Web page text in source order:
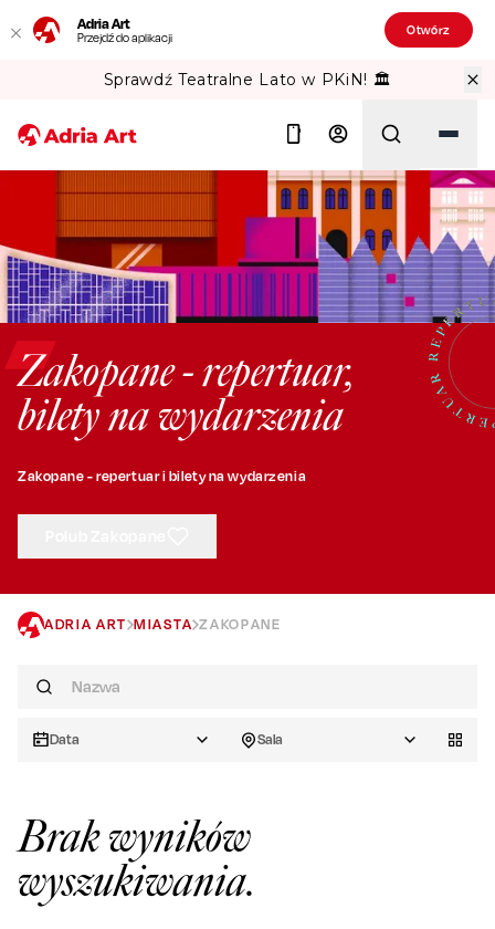
Adria Art
Przejdź do aplikacji Otwórz
Sprawdź Teatralne Lato w PKiN! 🏛️
Szukaj
Zakopane - repertuar,
bilety na wydarzenia
Zakopane - repertuar i bilety na wydarzenia
ADRIA ART MIASTA ZAKOPANE
Data Sala
Brak wyników
wyszukiwania.